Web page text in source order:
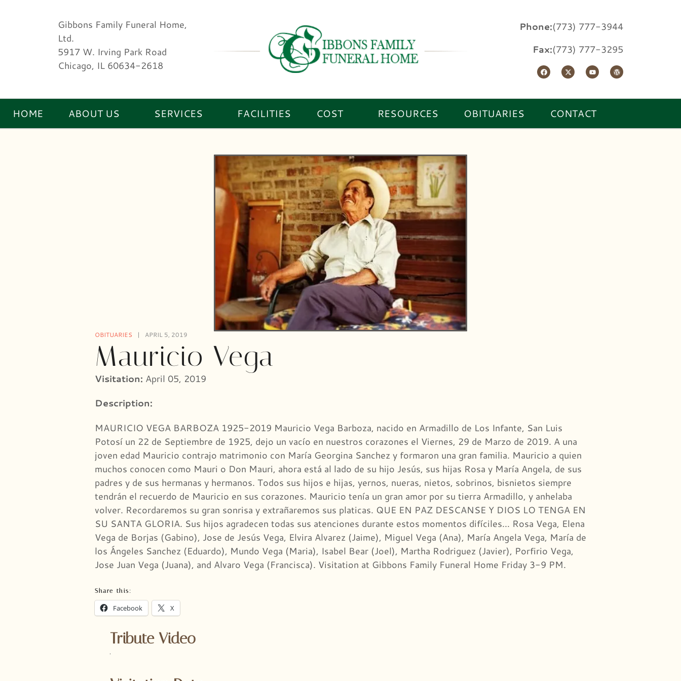
Gibbons Family Funeral Home,
Ltd.
5917 W. Irving Park Road
Chicago, IL 60634-2618
Phone:(773) 777-3944
Fax:(773) 777-3295
HOME ABOUT US SERVICES FACILITIES COST RESOURCES OBITUARIES CONTACT
OBITUARIES APRIL 5, 2019
Mauricio Vega
Visitation: April 05, 2019
Description:
MAURICIO VEGA BARBOZA 1925-2019 Mauricio Vega Barboza, nacido en Armadillo de Los Infante, San Luis
Potosí un 22 de Septiembre de 1925, dejo un vacío en nuestros corazones el Viernes, 29 de Marzo de 2019. A una
joven edad Mauricio contrajo matrimonio con María Georgina Sanchez y formaron una gran familia. Mauricio a quien
muchos conocen como Mauri o Don Mauri, ahora está al lado de su hijo Jesús, sus hijas Rosa y María Angela, de sus
padres y de sus hermanas y hermanos. Todos sus hijos e hijas, yernos, nueras, nietos, sobrinos, bisnietos siempre
tendrán el recuerdo de Mauricio en sus corazones. Mauricio tenía un gran amor por su tierra Armadillo, y anhelaba
volver. Recordaremos su gran sonrisa y extrañaremos sus platicas. QUE EN PAZ DESCANSE Y DIOS LO TENGA EN
SU SANTA GLORIA. Sus hijos agradecen todas sus atenciones durante estos momentos difíciles… Rosa Vega, Elena
Vega de Borjas (Gabino), Jose de Jesús Vega, Elvira Alvarez (Jaime), Miguel Vega (Ana), María Angela Vega, María de
los Ángeles Sanchez (Eduardo), Mundo Vega (Maria), Isabel Bear (Joel), Martha Rodriguez (Javier), Porfirio Vega,
Jose Juan Vega (Juana), and Alvaro Vega (Francisca). Visitation at Gibbons Family Funeral Home Friday 3-9 PM.
Share this:
Facebook X
Tribute Video